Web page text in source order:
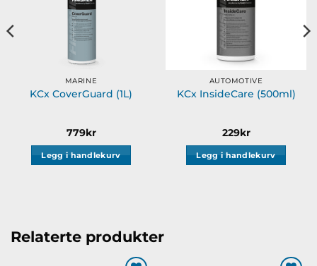
MARINE
KCx CoverGuard (1L)
779kr
Legg i handlekurv
AUTOMOTIVE
KCx InsideCare (500ml)
229kr
Legg i handlekurv
Relaterte produkter